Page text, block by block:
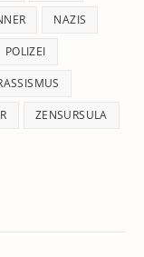
NAZIS
POLIZEI
ZENSURSULA